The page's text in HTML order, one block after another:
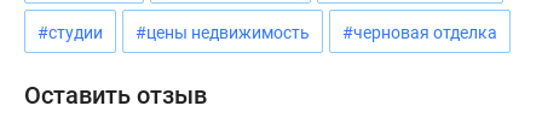
#траншевая
ипотека
ИТ-
#студии #цены недвижимость #черновая отделка
Оставить отзыв